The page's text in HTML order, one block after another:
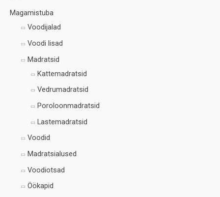
Magamistuba
Voodijalad
Voodi lisad
Madratsid
Kattemadratsid
Vedrumadratsid
Poroloonmadratsid
Lastemadratsid
Voodid
Madratsialused
Voodiotsad
Öökapid